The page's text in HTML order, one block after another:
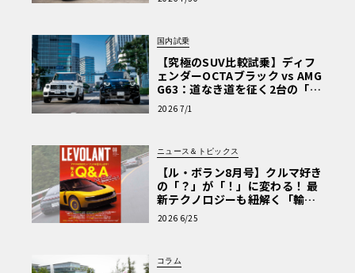
を選ぶ理由〈PR〉
国内試乗
【究極のSUV比較試乗】ディフ
ェンダーOCTAブラック vs AMG
G63：道なき道を征く2台の「対
極的アプローチ」
2026 7/1
ニュース＆トピックス
【ル・ボラン8月号】クルマ好き
の「？」が「！」に変わる！ 最
新テクノロジーも紐解く「輸入
車Q&A」
2026 6/25
コラム